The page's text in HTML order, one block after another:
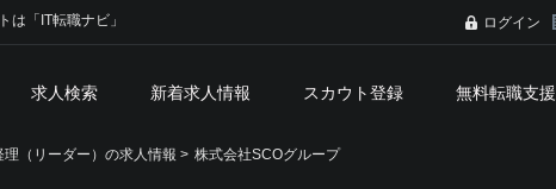
は「IT転職ナビ」 ログイン
求人検索 新着求人情報 スカウト登録 無料転職支援
（リーダー）の求人情報 > 株式会社SCOグループ